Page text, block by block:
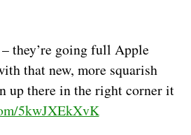
they’re going full Apple
that new, more squarish
up there in the right corner it
5kwJXEkXvK